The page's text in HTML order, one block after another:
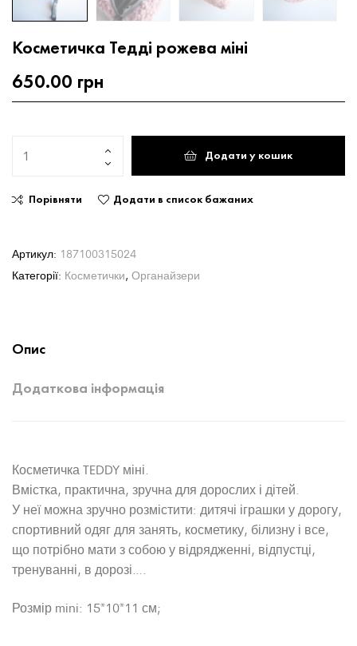
Косметичка Тедді рожева міні
650.00 грн
Додати у кошик
Порівняти Додати в список бажаних
Артикул: 187100315024
Категорії: Косметички, Органайзери
Опис
Додаткова інформація
Косметичка TEDDY міні.
Вмістка, практична, зручна для дорослих і дітей.
У неї можна зручно розмістити: дитячі іграшки у дорогу,
спортивний одяг для занять, косметику, білизну і все,
що потрібно мати з собою у відрядженні, відпустці,
тренуванні, в дорозі….
Розмір mini: 15*10*11 см;